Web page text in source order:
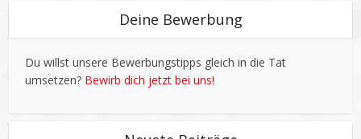
Deine Bewerbung
Du willst unsere Bewerbungstipps gleich in die Tat
umsetzen? Bewirb dich jetzt bei uns!